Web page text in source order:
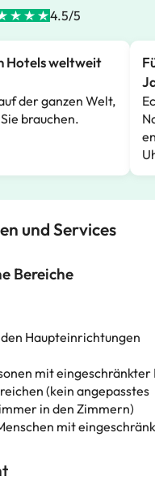
4.5/5
Hotels weltweit
der ganzen Welt,
brauchen.
und Services
Bereiche
Haupteinrichtungen
mit
(kein angepasstes
in den Zimmern)
mit